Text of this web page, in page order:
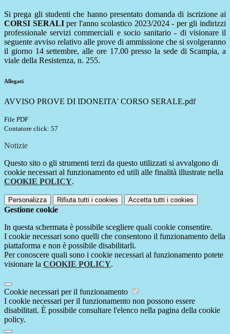
Si prega gli studenti che hanno presentato domanda di iscrizione ai
CORSI SERALIper l'anno scolastico 2023/2024 - per gli indirizzi
professionale servizi commerciali e socio sanitario - di visionare il
seguente avviso relativo alle prove di ammissione che si svolgeranno
il giorno 14 settembre, alle ore 17.00 presso la sede di Scampia, a
viale della Resistenza, n. 255.
Allegati
AVVISO PROVE DI IDONEITA' CORSO SERALE.pdf
File PDF
Contatore click: 57
Notizie
Questo sito o gli strumenti terzi da questo utilizzati si avvalgono di
cookie necessari al funzionamento ed utili alle finalità illustrate nella
COOKIE POLICY.
Personalizza Rifiuta tutti i cookies Accetta tutti i cookies
Gestione cookie
In questa schermata è possibile scegliere quali cookie consentire.
I cookie necessari sono quelli che consentono il funzionamento della
piattaforma e non è possibile disabilitarli.
Per conoscere quali sono i cookie necessari al funzionamento potete
visionare la COOKIE POLICY.
Cookie necessari per il funzionamento
I cookie necessari per il funzionamento non possono essere
disabilitati. È possibile consultare l'elenco nella pagina della cookie
policy.